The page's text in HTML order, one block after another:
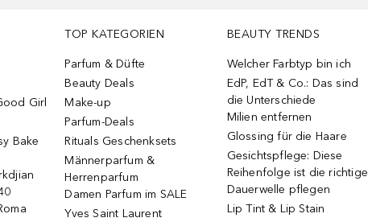
Girl
Bake
TOP KATEGORIEN
Parfum & Düfte
Beauty Deals
Make-up
Parfum-Deals
Rituals Geschenksets
Männerparfum &
Herrenparfum
Damen Parfum im SALE
Yves Saint Laurent
BEAUTY TRENDS
Welcher Farbtyp bin ich
EdP, EdT & Co.: Das sind
die Unterschiede
Milien entfernen
Glossing für die Haare
Gesichtspflege: Diese
Reihenfolge ist die richtige
Dauerwelle pflegen
Lip Tint & Lip Stain